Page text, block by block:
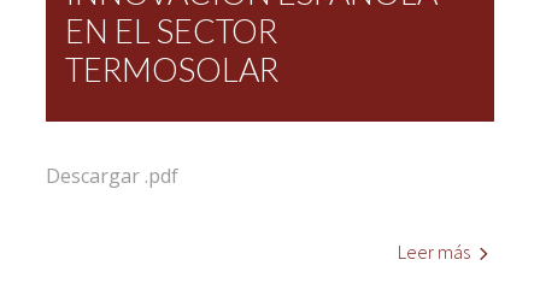
EN EL SECTOR
TERMOSOLAR
Descargar .pdf
Leer más >